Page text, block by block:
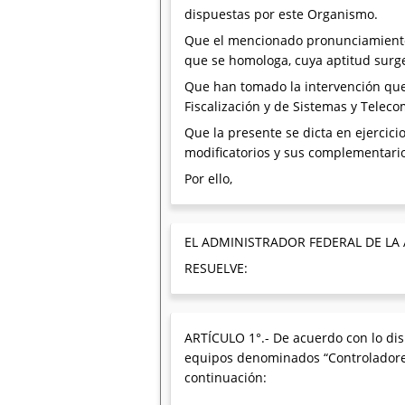
dispuestas por este Organismo.
Que el mencionado
que se homologa, cuya aptitud
Que han tomado la intervención
Fiscalización y de Sistemas y
Que la presente se dicta en
modificatorios y sus
Por ello,
EL ADMINISTRADOR FEDERAL DE
RESUELVE:
ARTÍCULO 1°.- De acuerdo con lo
equipos denominados
continuación: